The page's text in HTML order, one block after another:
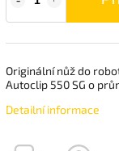
Originální nůž do
Autoclip 550 SG o
Detailní informace